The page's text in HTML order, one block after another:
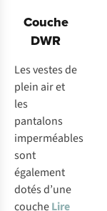
Couche
DWR
Les vestes de
plein air et
les
pantalons
imperméables
sont
également
dotés d’une
coucheLire